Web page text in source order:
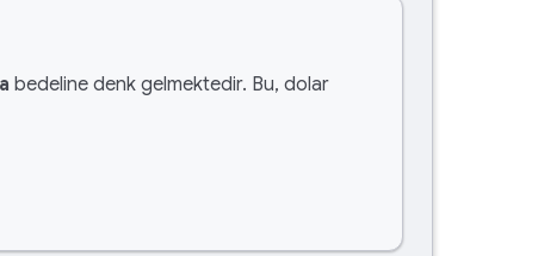
bedeline denk gelmektedir. Bu, dolar